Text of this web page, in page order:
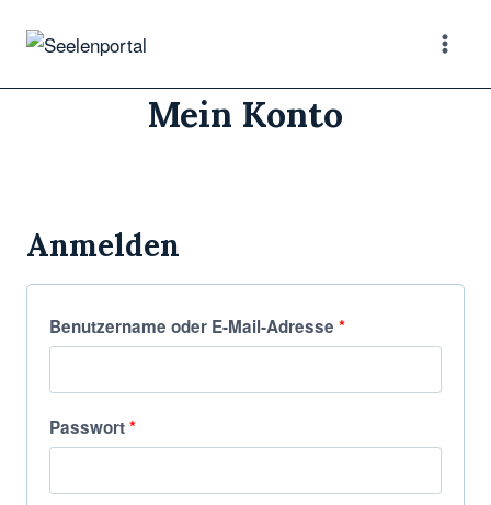
Mein Konto
Anmelden
Benutzername oder E-Mail-Adresse *
Passwort*